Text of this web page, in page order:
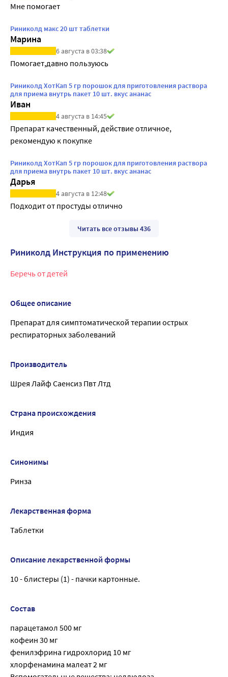
Мне помогает
Риниколд макс 20 шт таблетки
Марина
6 августа в 03:38
Помогает,давно пользуюсь
Риниколд ХотКап 5 гр порошок для приготовления раствора
для приема внутрь пакет 10 шт. вкус ананас
Иван
4 августа в 14:45
Препарат качественный, действие отличное,
рекомендую к покупке
Риниколд ХотКап 5 гр порошок для приготовления раствора
для приема внутрь пакет 10 шт. вкус ананас
Дарья
4 августа в 12:48
Подходит от простуды отлично
Читать все отзывы 436
Риниколд Инструкция по применению
Беречь от детей
Общее описание
Препарат для симптоматической терапии острых
респираторных заболеваний
Производитель
Шрея Лайф Саенсиз Пвт Лтд
Страна происхождения
Индия
Синонимы
Ринза
Лекарственная форма
Таблетки
Описание лекарственной формы
10 - блистеры (1) - пачки картонные.
Состав
парацетамол 500 мг
кофеин 30 мг
фенилэфрина гидрохлорид 10 мг
хлорфенамина малеат 2 мг